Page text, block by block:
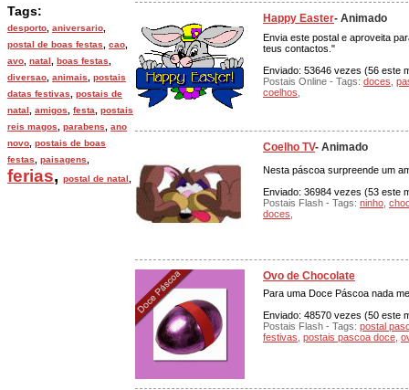
Tags:
desporto aniversario
postal de boas festas
cao
avo natal boas festas
diversao animais
postais
datas festivas
postais de
natal
amigos festa
postais
reis magos
parabens
ano
novo postais de boas
festas
paisagens
ferias, postal de natal
Happy Easter- Animado
Envia este postal e aproveita
teus contactos."
Enviado: 53646 vezes (56 este
Postais Online - Tags: doces
coelhos
Coelho TV- Animado
Nesta páscoa surpreende um
Enviado: 36984 vezes (53 este
Postais Flash - Tags: ninho
doces
Ovo de Chocolate
Para uma Doce Páscoa nada
Enviado: 48570 vezes (50 este
Postais Flash - Tags: postal
festivas postais pascoa doce